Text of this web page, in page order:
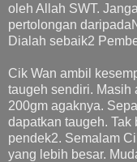
oleh Allah SWT.
pertolongan
Dialah sebaik2
Cik Wan ambil
taugeh sendiri. Masih
200gm agaknya.
dapatkan taugeh.
pendek2. Semalam
yang lebih besar.